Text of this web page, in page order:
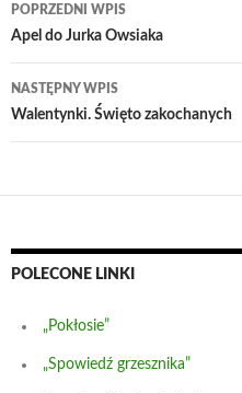
wpisu
POPRZEDNI WPIS
Apel do Jurka Owsiaka
NASTĘPNY WPIS
Walentynki. Święto zakochanych
POLECONE LINKI
„Pokłosie”
„Spowiedź grzesznika”